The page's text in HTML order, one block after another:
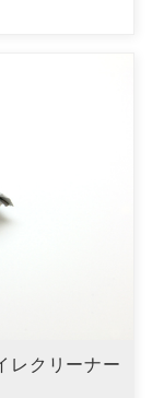
レクリーナー